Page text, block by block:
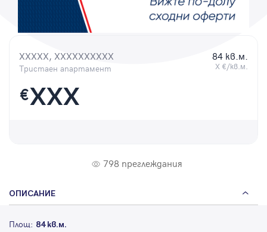
XXXXX, XXXXXXXXXX
Тристаен апартамент
84 кв.м.
X €/кв.м.
€XXX
798 преглеждания
ОПИСАНИЕ
Площ: 84 кв.м.
Парола